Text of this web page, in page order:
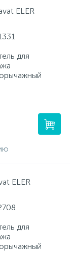
ELER
для
ELER
для